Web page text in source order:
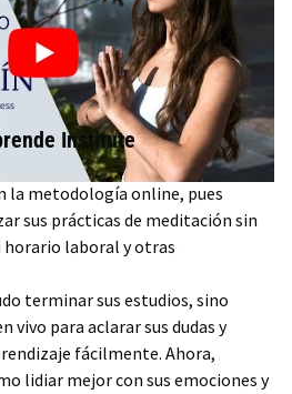
Institute
ventaja que le ofreció Aprende
la metodología online, pues
sus prácticas de meditación sin
horario laboral y otras
terminar sus estudios, sino
vivo para aclarar sus dudas y
fácilmente. Ahora,
lidiar mejor con sus emociones y